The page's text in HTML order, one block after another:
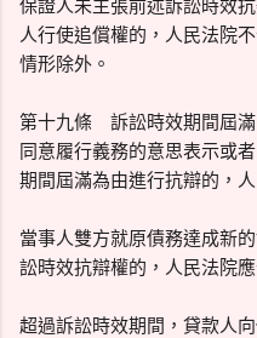
保證人未主張前述訴訟時效
人行使追償權的，人民法院
情形除外。
第十九條 訴訟時效期間屆
同意履行義務的意思表示或
期間屆滿為由進行抗辯的，
當事人雙方就原債務達成新
訟時效抗辯權的，人民法院應
超過訴訟時效期間，貸款人